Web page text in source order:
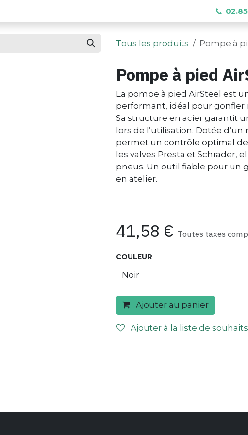
Tous les produits Pompe à
Pompe à pied
La pompe à pied AirSteel est
performant, idéal pour gonfler
Sa structure en acier garantit
lors de l’utilisation. Dotée
permet un contrôle optimal
les valves Presta et Schrader,
pneus. Un outil fiable pour un
en atelier.
41,58 € Toutes taxes
COULEUR
Ajouter au panier
Ajouter à la liste de souhaits